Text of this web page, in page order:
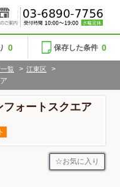
0 保存した条件 0
覧 > 江東区
>
ォートスクエア
お気に入り